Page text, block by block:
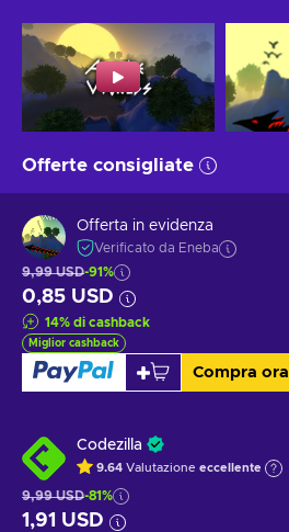
Offerte consigliate
Offerta in evidenza
Verificato da Eneba
9,99 USD-91%
0,85 USD
14% di cashback
Miglior cashback
Compra ora
Codezilla
9.64 Valutazione eccellente
9,99 USD-81%
1,91 USD